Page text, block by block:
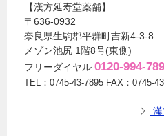
【漢方延寿堂薬舗】
〒636-0932
奈良県生駒郡平群町吉新4-3-8
メゾン池尻 1階8号(東側)
フリーダイヤル 0120-994-789
TEL：0745-43-7895 FAX：0745-